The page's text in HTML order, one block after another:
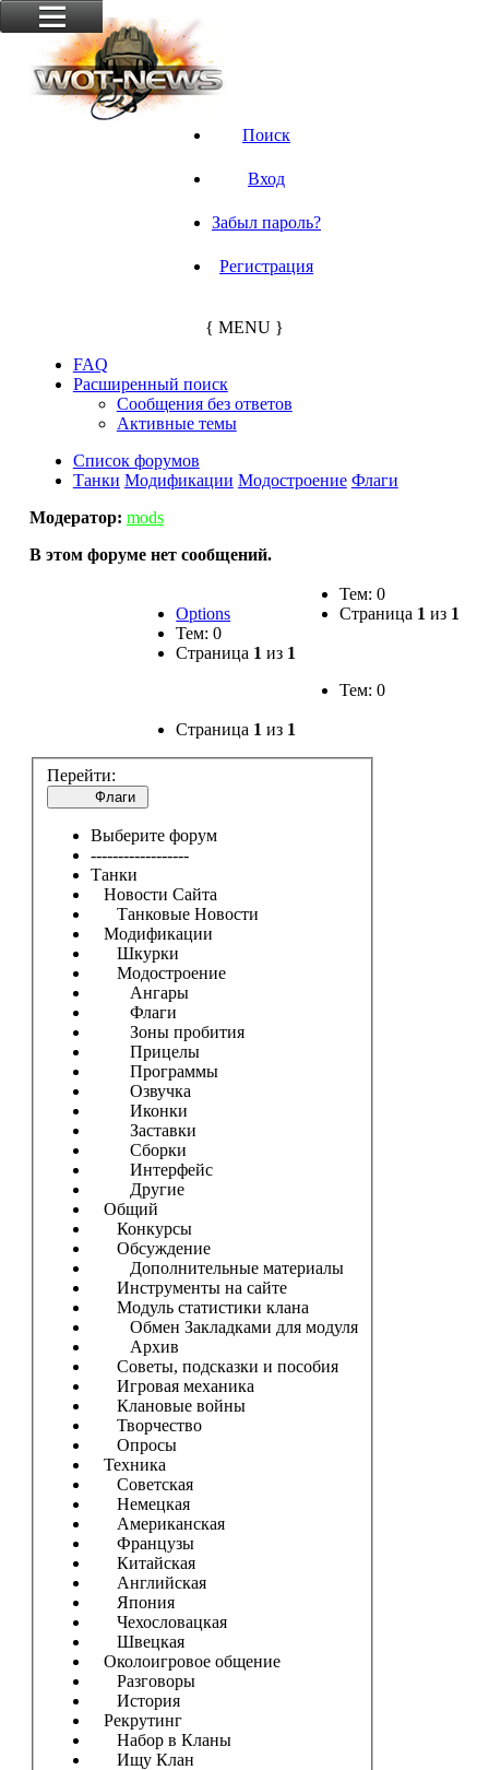
Поиск
Вход
Забыл пароль?
Регистрация
{ MENU }
FAQ
Расширенный поиск
Сообщения без ответов
Активные темы
Список форумов
Танки Модификации Модостроение Флаги
Модератор: mods
Тем: 0
Страница 1 из 1
Тем: 0
В этом форуме нет сообщений.
Options
Тем: 0
Страница 1 из 1
Страница 1 из 1
Перейти:
Флаги
Выберите форум
------------------
Танки
Новости Сайта
Танковые Новости
Модификации
Шкурки
Модостроение
Ангары
Флаги
Зоны пробития
Прицелы
Программы
Озвучка
Иконки
Заставки
Сборки
Интерфейс
Другие
Общий
Конкурсы
Обсуждение
Дополнительные материалы
Инструменты на сайте
Модуль статистики клана
Обмен Закладками для модуля
Архив
Советы, подсказки и пособия
Игровая механика
Клановые войны
Творчество
Опросы
Техника
Советская
Немецкая
Американская
Французы
Китайская
Английская
Япония
Чехословацкая
Швецкая
Околоигровое общение
Разговоры
История
Рекрутинг
Набор в Кланы
Ищу Клан